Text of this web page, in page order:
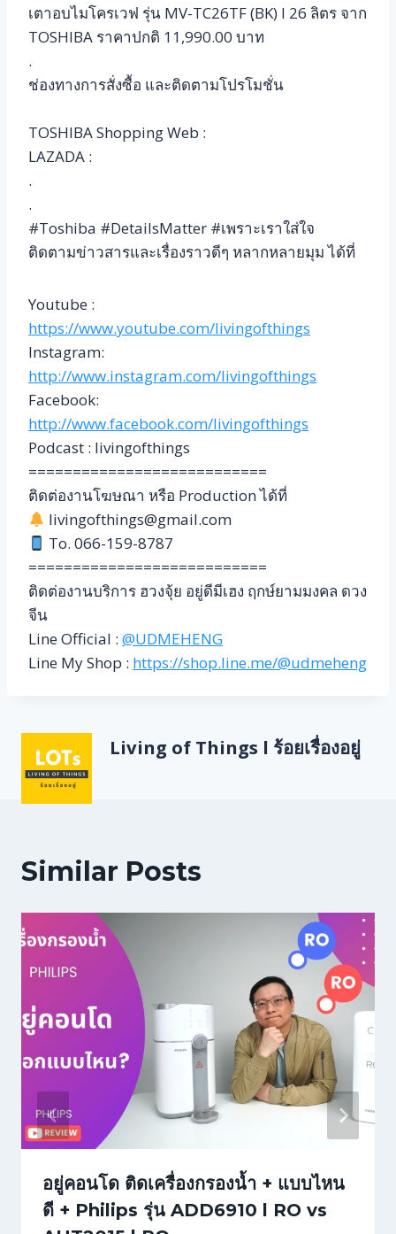
เตาอบไมโครเวฟ รุ่น MV-TC26TF (ฺBK) l 26 ลิตร จาก
TOSHIBA ราคาปกติ 11,990.00 บาท
.
ช่องทางการสั่งซื้อ และติดตามโปรโมชั่น
TOSHIBA Shopping Web :
LAZADA :
.
.
#Toshiba #DetailsMatter #เพราะเราใส่ใจ
ติดตามข่าวสารและเรื่องราวดีๆ หลากหลายมุม ได้ที่
Youtube :
https://www.youtube.com/livingofthings
Instagram:
http://www.instagram.com/livingofthings
Facebook:
http://www.facebook.com/livingofthings
Podcast : livingofthings
===========================
ติดต่องานโฆษณา หรือ Production ได้ที่
livingofthings@gmail.com
To. 066-159-8787
===========================
ติดต่องานบริการ ฮวงจุ้ย อยู่ดีมีเฮง ฤกษ์ยามมงคล ดวง
จีน
Line Official : @UDMEHENG
Line My Shop : https://shop.line.me/@udmeheng
Living of Things l ร้อยเรื่องอยู่
Similar Posts
อยู่คอนโด ติดเครื่องกรองน้ำ + แบบไหน
ดี + Philips รุ่น ADD6910 l RO vs